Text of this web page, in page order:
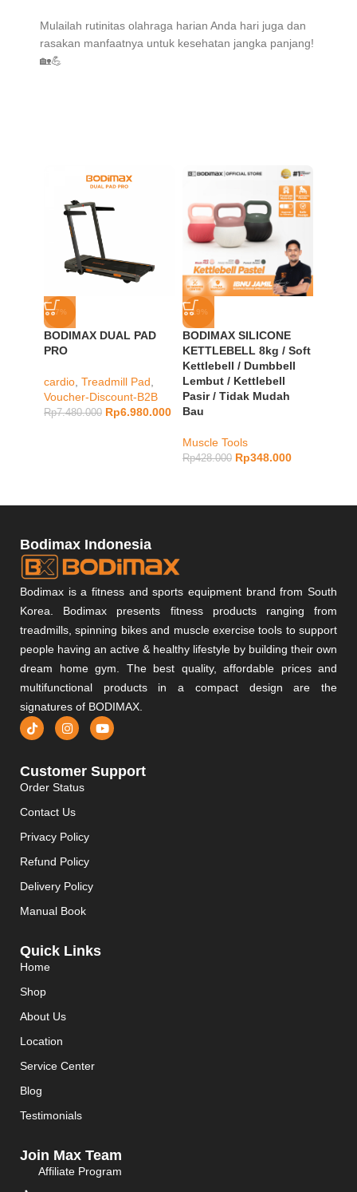
Mulailah rutinitas olahraga harian Anda hari juga dan
rasakan manfaatnya untuk kesehatan jangka panjang!
🏡💪
-7%
BODIMAX DUAL PAD
PRO
cardio Treadmill Pad
Voucher-Discount-B2B
Rp7.480.000 Rp6.980.000
-19%
BODIMAX SILICONE
KETTLEBELL 8kg / Soft
Kettlebell / Dumbbell
Lembut / Kettlebell
Pasir / Tidak Mudah
Bau
Muscle Tools
Rp428.000 Rp348.000
Bodimax Indonesia
Bodimax is a fitness and sports equipment brand from South
Korea. Bodimax presents fitness products ranging from
treadmills, spinning bikes and muscle exercise tools to support
people having an active & healthy lifestyle by building their own
dream home gym. The best quality, affordable prices and
multifunctional products in a compact design are the
signatures of BODIMAX.
Customer Support
Order Status
Contact Us
Privacy Policy
Refund Policy
Delivery Policy
Manual Book
Quick Links
Home
Shop
About Us
Location
Service Center
Blog
Testimonials
Join Max Team
Affiliate Program